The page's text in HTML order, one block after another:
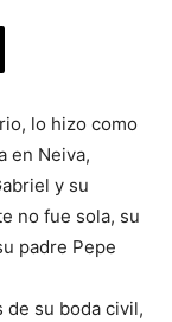
lo hizo como
en Neiva,
y su
no fue sola, su
padre Pepe
de su boda civil,